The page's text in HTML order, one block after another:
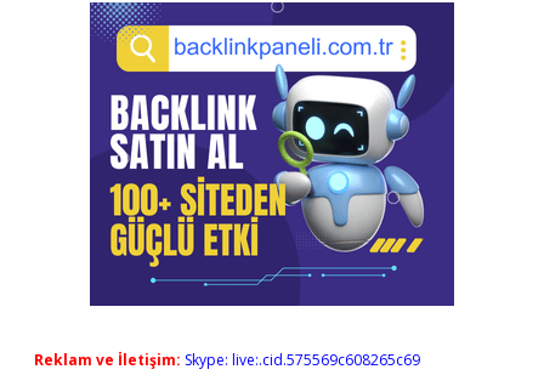
Reklam ve İletişim: Skype: live:.cid.575569c608265c69